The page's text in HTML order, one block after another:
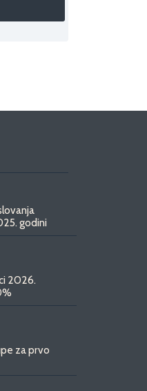
godini
2026.
za prvo